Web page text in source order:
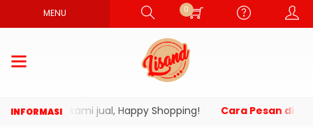
MENU 0
yang kami jual, Happy Shopping! Cara Pesan di